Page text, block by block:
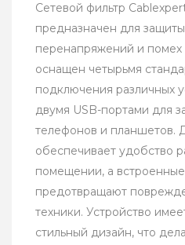
Сетевой фильтр
предназначен для
перенапряжений и помех
оснащен четырьмя
подключения различных
двумя USB-портами для
телефонов и планшетов.
обеспечивает удобство
помещении, а
предотвращают
техники. Устройство
стильный дизайн, что